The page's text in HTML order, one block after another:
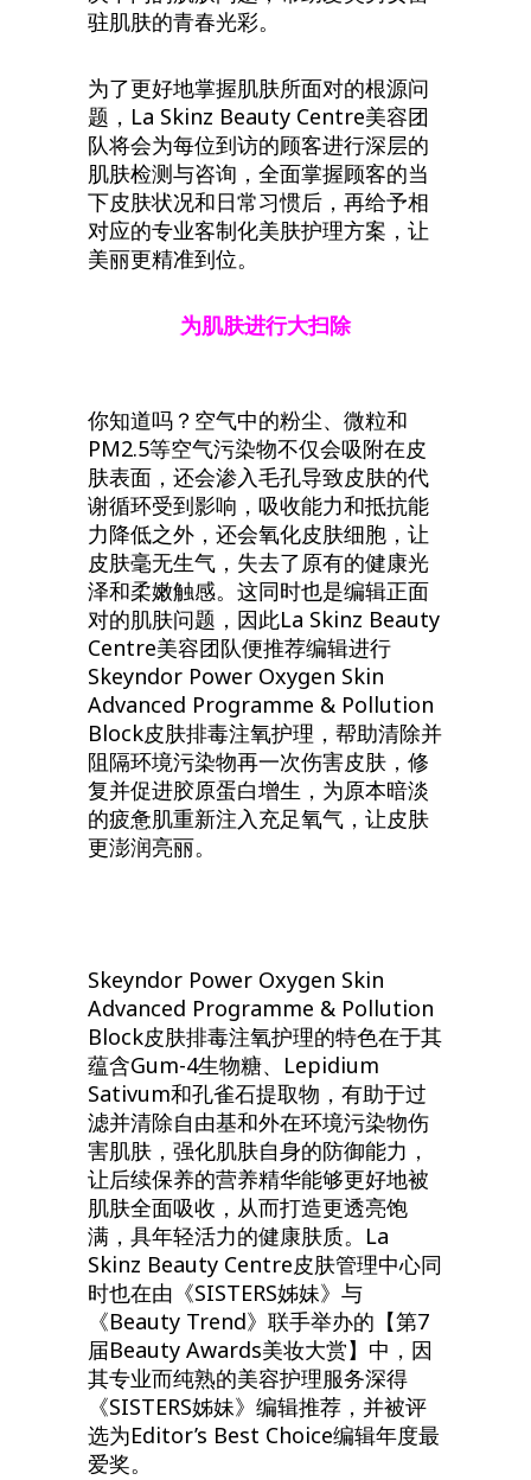
驻肌肤的青春光彩。
为了更好地掌握肌肤所面对的根源问
题，La Skinz Beauty Centre美容团
队将会为每位到访的顾客进行深层的
肌肤检测与咨询，全面掌握顾客的当
下皮肤状况和日常习惯后，再给予相
对应的专业客制化美肤护理方案，让
美丽更精准到位。
为肌肤进行大扫除
你知道吗？空气中的粉尘、微粒和
PM2.5等空气污染物不仅会吸附在皮
肤表面，还会渗入毛孔导致皮肤的代
谢循环受到影响，吸收能力和抵抗能
力降低之外，还会氧化皮肤细胞，让
皮肤毫无生气，失去了原有的健康光
泽和柔嫩触感。这同时也是编辑正面
对的肌肤问题，因此La Skinz Beauty
Centre美容团队便推荐编辑进行
Skeyndor Power Oxygen Skin
Advanced Programme & Pollution
Block皮肤排毒注氧护理，帮助清除并
阻隔环境污染物再一次伤害皮肤，修
复并促进胶原蛋白增生，为原本暗淡
的疲惫肌重新注入充足氧气，让皮肤
更澎润亮丽。
Skeyndor Power Oxygen Skin
Advanced Programme & Pollution
Block皮肤排毒注氧护理的特色在于其
蕴含Gum-4生物糖、Lepidium
Sativum和孔雀石提取物，有助于过
滤并清除自由基和外在环境污染物伤
害肌肤，强化肌肤自身的防御能力，
让后续保养的营养精华能够更好地被
肌肤全面吸收，从而打造更透亮饱
满，具年轻活力的健康肤质。La
Skinz Beauty Centre皮肤管理中心同
时也在由《SISTERS姊妹》与
《Beauty Trend》联手举办的【第7
届Beauty Awards美妆大赏】中，因
其专业而纯熟的美容护理服务深得
《SISTERS姊妹》编辑推荐，并被评
选为Editor’s Best Choice编辑年度最
爱奖。